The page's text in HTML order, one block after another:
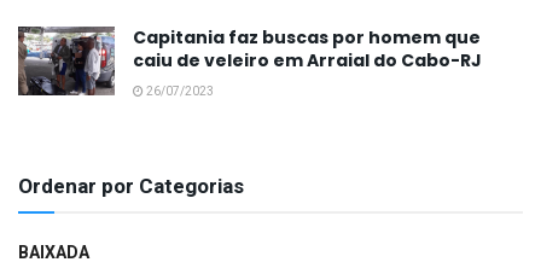
Capitania faz buscas por homem que
caiu de veleiro em Arraial do Cabo-RJ
26/07/2023
Ordenar por Categorias
BAIXADA